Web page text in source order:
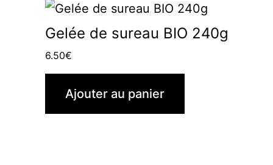
Gelée de sureau BIO 240g
6.50€
Ajouter au panier